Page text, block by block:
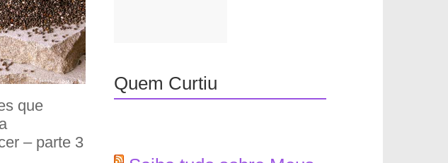
que
– parte 3
Quem Curtiu